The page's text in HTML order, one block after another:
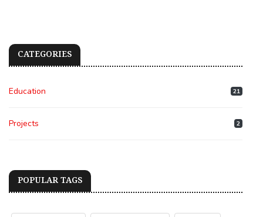
CATEGORIES
Education 21
Projects 2
POPULAR TAGS